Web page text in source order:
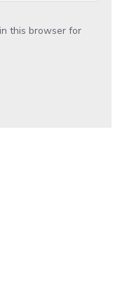
this browser for